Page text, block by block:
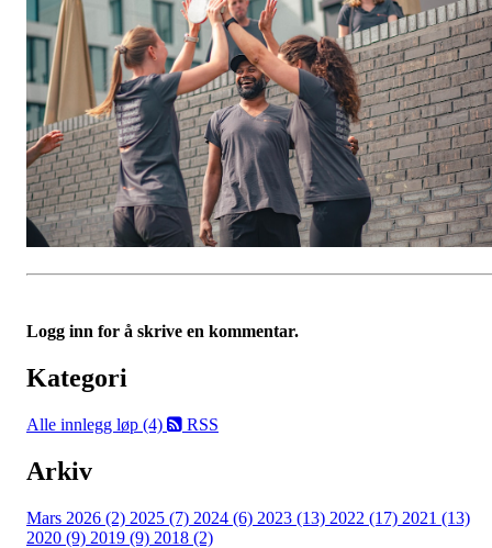
Logg inn for å skrive en kommentar.
Kategori
Alle innlegg løp (4) RSS
Arkiv
Mars 2026 (2) 2025 (7) 2024 (6) 2023 (13) 2022 (17) 2021 (13)
2020 (9) 2019 (9) 2018 (2)